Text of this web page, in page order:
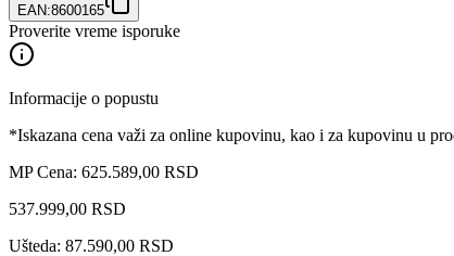
EAN:8600165
Proverite vreme isporuke
Informacije o popustu
*Iskazana cena važi za online kupovinu, kao i za kupovinu u
MP Cena: 625.589,00 RSD
537.999,00 RSD
Ušteda: 87.590,00 RSD